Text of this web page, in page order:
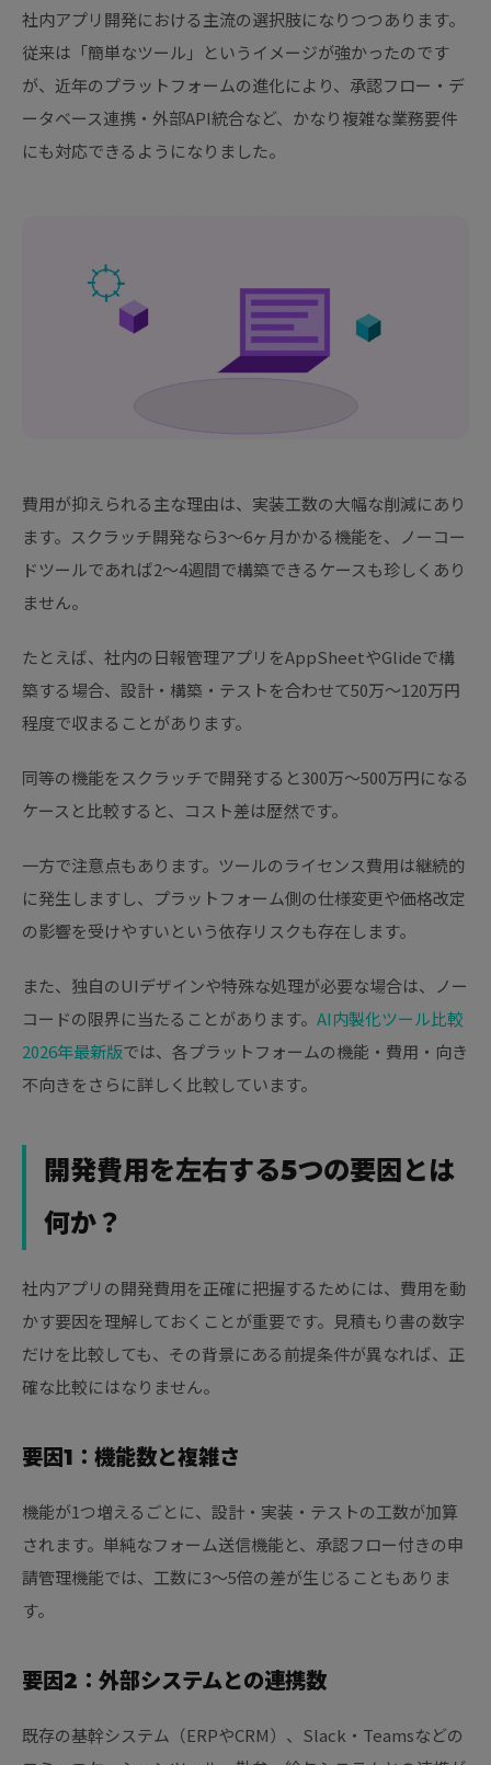
社内アプリ開発における主流の選択肢になりつつあります。
従来は「簡単なツール」というイメージが強かったのです
が、近年のプラットフォームの進化により、承認フロー・デ
ータベース連携・外部API統合など、かなり複雑な業務要件
にも対応できるようになりました。
費用が抑えられる主な理由は、実装工数の大幅な削減にあり
ます。スクラッチ開発なら3〜6ヶ月かかる機能を、ノーコー
ドツールであれば2〜4週間で構築できるケースも珍しくあり
ません。
たとえば、社内の日報管理アプリをAppSheetやGlideで構
築する場合、設計・構築・テストを合わせて50万〜120万円
程度で収まることがあります。
同等の機能をスクラッチで開発すると300万〜500万円になる
ケースと比較すると、コスト差は歴然です。
一方で注意点もあります。ツールのライセンス費用は継続的
に発生しますし、プラットフォーム側の仕様変更や価格改定
の影響を受けやすいという依存リスクも存在します。
また、独自のUIデザインや特殊な処理が必要な場合は、ノー
コードの限界に当たることがあります。 AI内製化ツール比較
2026年最新版では、各プラットフォームの機能・費用・向き
不向きをさらに詳しく比較しています。
開発費用を左右する5つの要因とは
何か？
社内アプリの開発費用を正確に把握するためには、費用を動
かす要因を理解しておくことが重要です。見積もり書の数字
だけを比較しても、その背景にある前提条件が異なれば、正
確な比較にはなりません。
要因1：機能数と複雑さ
機能が1つ増えるごとに、設計・実装・テストの工数が加算
されます。単純なフォーム送信機能と、承認フロー付きの申
請管理機能では、工数に3〜5倍の差が生じることもありま
す。
要因2：外部システムとの連携数
既存の基幹システム（ERPやCRM）、Slack・Teamsなどの